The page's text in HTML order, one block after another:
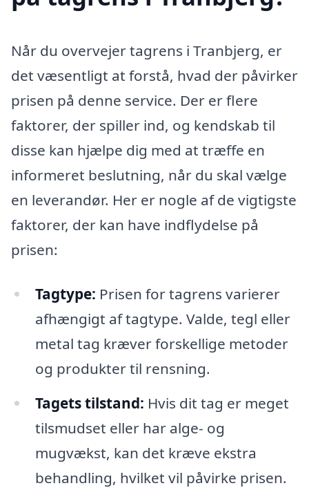
Når du overvejer tagrens i Tranbjerg, er
det væsentligt at forstå, hvad der påvirker
prisen på denne service. Der er flere
faktorer, der spiller ind, og kendskab til
disse kan hjælpe dig med at træffe en
informeret beslutning, når du skal vælge
en leverandør. Her er nogle af de vigtigste
faktorer, der kan have indflydelse på
prisen:
Tagtype: Prisen for tagrens varierer
afhængigt af tagtype. Valde, tegl eller
metal tag kræver forskellige metoder
og produkter til rensning.
Tagets tilstand: Hvis dit tag er meget
tilsmudset eller har alge- og
mugvækst, kan det kræve ekstra
behandling, hvilket vil påvirke prisen.